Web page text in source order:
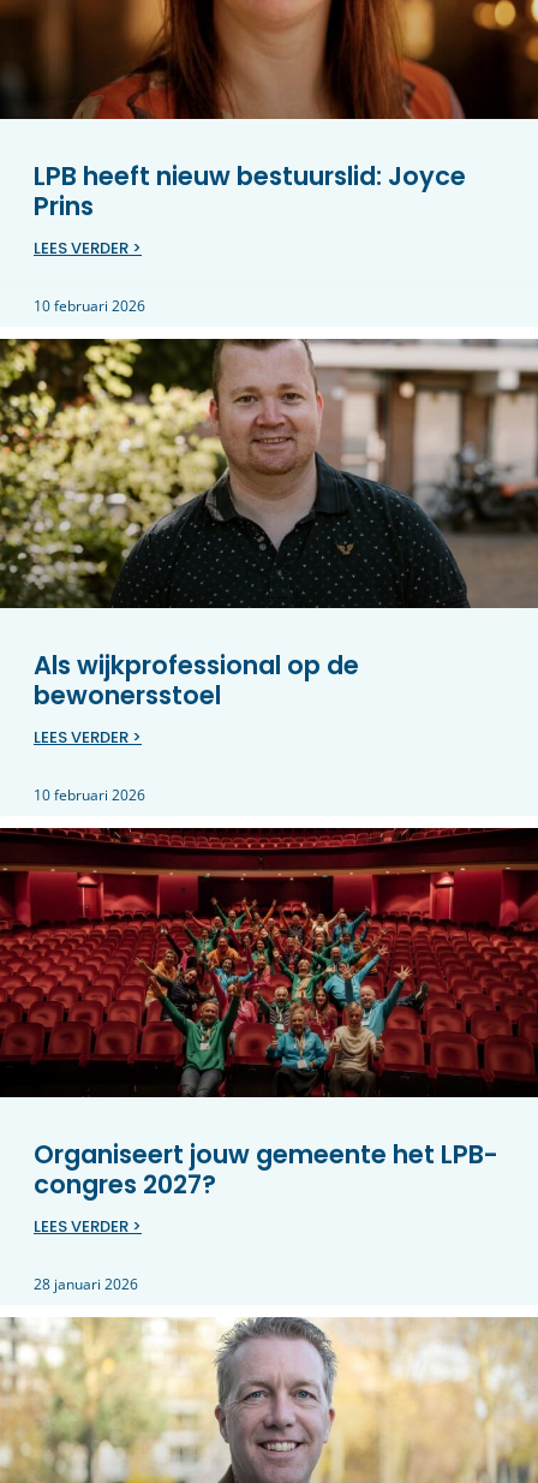
LPB heeft nieuw bestuurslid: Joyce
Prins
LEES VERDER >
10 februari 2026
Als wijkprofessional op de
bewonersstoel
LEES VERDER >
10 februari 2026
Organiseert jouw gemeente het LPB-
congres 2027?
LEES VERDER >
28 januari 2026